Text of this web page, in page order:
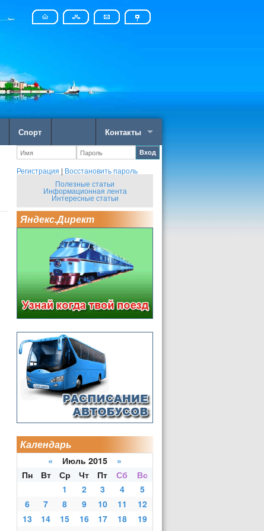
Спорт Контакты
Вход
Регистрация | Восстановить пароль
Полезные статьи
Информационная лента
Интересные статьи
Яндекс.Директ
Календарь
« Июль 2015 »
Пн
Вт Ср Чт Пт Сб
Вс
1
2 3 4
5
6
7 8 9 10 11
12
13
14 15 16 17 18
19